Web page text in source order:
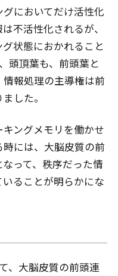
においてだけ活性化
不活性化されるが、
状態におかれること
頭頂葉も、前頭葉と
報処理の主導権は前
した。
ングメモリを働かせ
には、大脳皮質の前
って、秩序だった情
ることが明らかにな
、大脳皮質の前頭連